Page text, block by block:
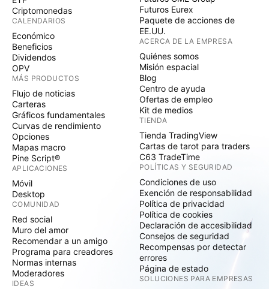
Criptomonedas
CALENDARIOS
Económico
Beneficios
Dividendos
OPV
MÁS PRODUCTOS
Flujo de noticias
Carteras
Gráficos fundamentales
Curvas de rendimiento
Opciones
Mapas macro
Pine Script®
APLICACIONES
Móvil
Desktop
COMUNIDAD
Red social
Muro del amor
Recomendar a un amigo
Programa para creadores
Normas internas
Moderadores
IDEAS
Futuros Eurex
Paquete de acciones de
EE.UU.
ACERCA DE LA EMPRESA
Quiénes somos
Misión espacial
Blog
Centro de ayuda
Ofertas de empleo
Kit de medios
TIENDA
Tienda TradingView
Cartas de tarot para traders
C63 TradeTime
POLÍTICAS Y SEGURIDAD
Condiciones de uso
Exención de responsabilidad
Política de privacidad
Política de cookies
Declaración de accesibilidad
Consejos de seguridad
Recompensas por detectar
errores
Página de estado
SOLUCIONES PARA EMPRESAS